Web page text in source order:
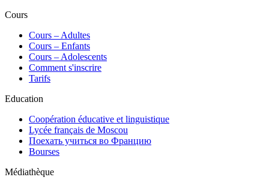
Cours
Сours – Adultes
Cours – Enfants
Cours – Adolescents
Comment s'inscrire
Tarifs
Education
Coopération éducative et linguistique
Lycée français de Moscou
Поехать учиться во Францию
Bourses
Médiathèque